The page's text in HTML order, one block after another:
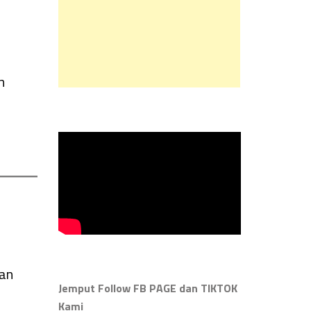
Jemput Follow FB PAGE dan TIKTOK
Kami